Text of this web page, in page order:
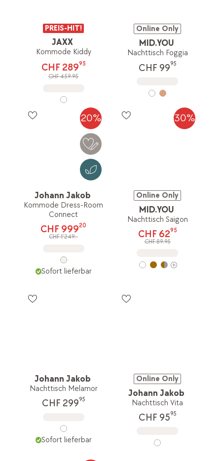
PREIS-HIT!
JAXX
Kommode Kiddy
CHF 28995
CHF 459.95
Online Only
MID.YOU
Nachttisch Foggia
CHF 9995
20%
Johann Jakob
Kommode Dress-Room
Connect
CHF 99920
CHF 1'249.-
Sofort lieferbar
30%
Online Only
MID.YOU
Nachttisch Saigon
CHF 6295
CHF 89.95
Johann Jakob
Nachttisch Melamor
CHF 29995
Sofort lieferbar
Online Only
Johann Jakob
Nachttisch Vita
CHF 9595